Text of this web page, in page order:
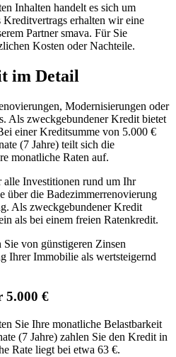
Inhalten handelt es sich um
erhalten wir eine
Partner smava. Für Sie
Kosten oder Nachteile.
im Detail
Modernisierungen oder
Als zweckgebundener Kredit bietet
einer Kreditsumme von 5.000 €
(7 Jahre) teilt sich die
monatliche Raten auf.
Investitionen rund um Ihr
über die Badezimmerrenovierung
Als zweckgebundener Kredit
als bei einem freien Ratenkredit.
von günstigeren Zinsen
Ihrer Immobilie als wertsteigernd
5.000 €
Sie Ihre monatliche Belastbarkeit
(7 Jahre) zahlen Sie den Kredit in
Rate liegt bei etwa 63 €.